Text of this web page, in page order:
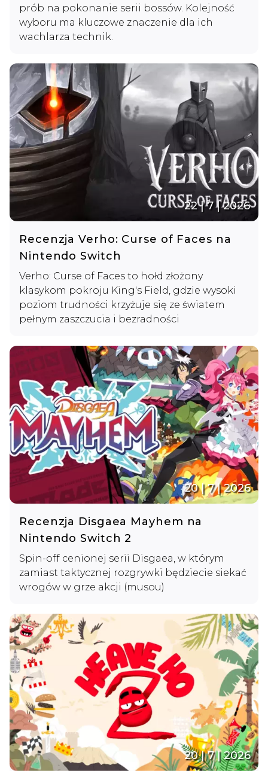
prób na pokonanie serii bossów. Kolejność
wyboru ma kluczowe znaczenie dla ich
wachlarza technik.
22 | 7 | 2026
Recenzja Verho: Curse of Faces na
Nintendo Switch
Verho: Curse of Faces to hołd złożony
klasykom pokroju King's Field, gdzie wysoki
poziom trudności krzyżuje się ze światem
pełnym zaszczucia i bezradności
20 | 7 | 2026
Recenzja Disgaea Mayhem na
Nintendo Switch 2
Spin-off cenionej serii Disgaea, w którym
zamiast taktycznej rozgrywki będziecie siekać
wrogów w grze akcji (musou)
20 | 7 | 2026